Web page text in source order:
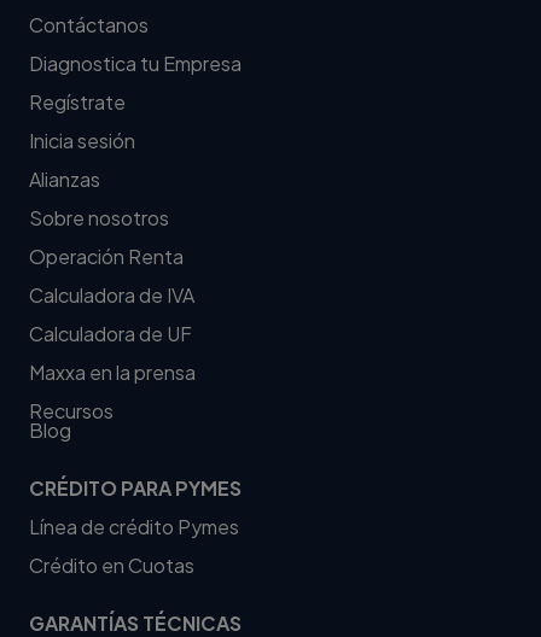
Contáctanos
Diagnostica tu Empresa
Regístrate
Inicia sesión
Alianzas
Sobre nosotros
Operación Renta
Calculadora de IVA
Calculadora de UF
Maxxa en la prensa
Recursos
Blog
CRÉDITO PARA PYMES
Línea de crédito Pymes
Crédito en Cuotas
GARANTÍAS TÉCNICAS